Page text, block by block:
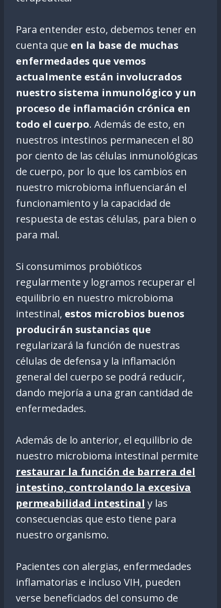
Para entender esto, debemos tener en
cuenta que en la base de muchas
enfermedades que vemos
actualmente están involucrados
nuestro sistema inmunológico y un
proceso de inflamación crónica en
todo el cuerpo. Además de esto, en
nuestros intestinos permanecen el 80
por ciento de las células inmunológicas
de cuerpo, por lo que los cambios en
nuestro microbioma influenciarán el
funcionamiento y la capacidad de
respuesta de estas células, para bien o
para mal.
Si consumimos probióticos
regularmente y logramos recuperar el
equilibrio en nuestro microbioma
intestinal, estos microbios buenos
producirán sustancias que
regularizará la función de nuestras
células de defensa y la inflamación
general del cuerpo se podrá reducir,
dando mejoría a una gran cantidad de
enfermedades.
Además de lo anterior, el equilibrio de
nuestro microbioma intestinal permite
restaurar la función de barrera del
intestino, controlando la excesiva
permeabilidad intestinal y las
consecuencias que esto tiene para
nuestro organismo.
Pacientes con alergias, enfermedades
inflamatorias e incluso VIH, pueden
verse beneficiados del consumo de